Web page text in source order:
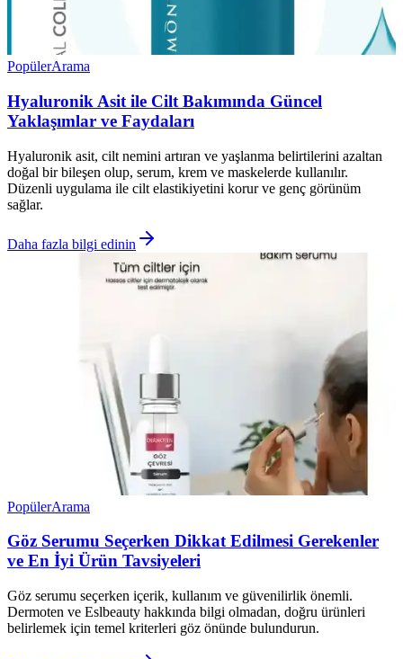
PopülerArama
Hyaluronik Asit ile Cilt Bakımında Güncel
Yaklaşımlar ve Faydaları
Hyaluronik asit, cilt nemini artıran ve yaşlanma belirtilerini azaltan
doğal bir bileşen olup, serum, krem ve maskelerde kullanılır.
Düzenli uygulama ile cilt elastikiyetini korur ve genç görünüm
sağlar.
Daha fazla bilgi edinin
PopülerArama
Göz Serumu Seçerken Dikkat Edilmesi Gerekenler
ve En İyi Ürün Tavsiyeleri
Göz serumu seçerken içerik, kullanım ve güvenilirlik önemli.
Dermoten ve Eslbeauty hakkında bilgi olmadan, doğru ürünleri
belirlemek için temel kriterleri göz önünde bulundurun.